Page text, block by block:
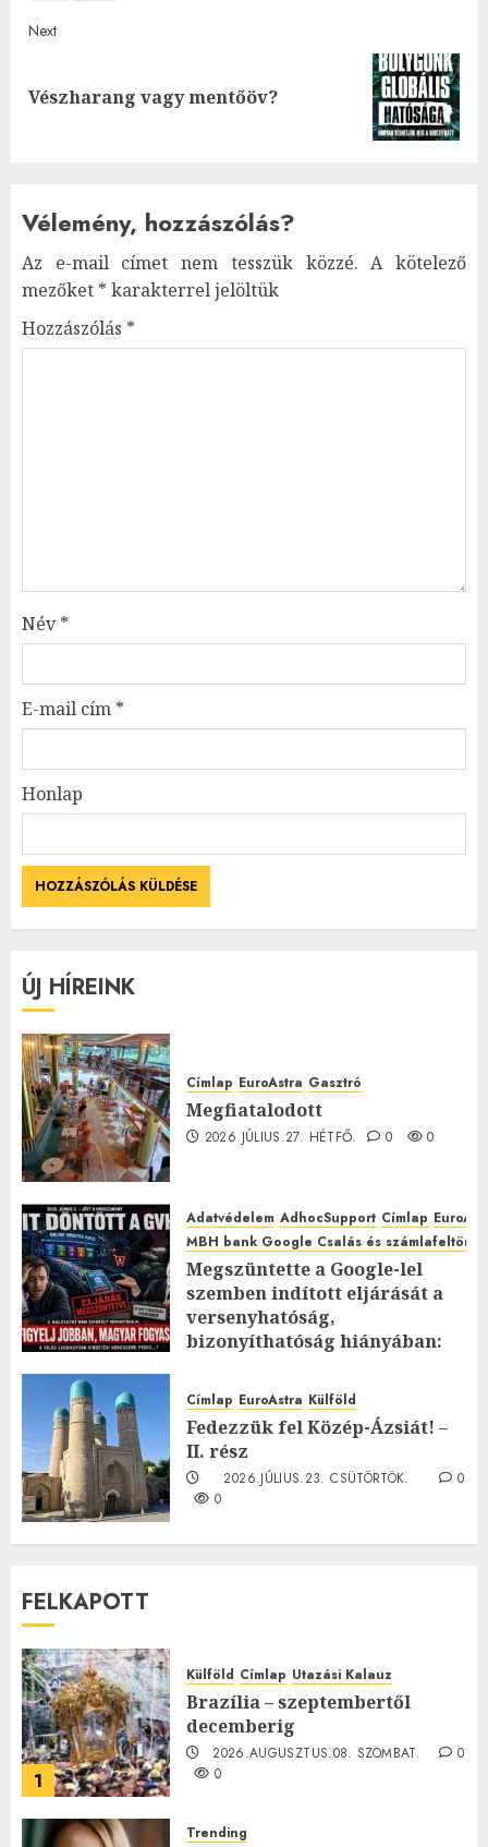
Next
Next
Vészharang vagy mentőöv?
Vélemény, hozzászólás?
Az e-mail címet nem tesszük közzé. A kötelező
mezőket * karakterrel jelöltük
Hozzászólás *
Név*
E-mail cím *
Honlap
ÚJ HÍREINK
Címlap EuroAstra Gasztró
Megfiatalodott
2026.JÚLIUS.27. HÉTFŐ. 0 0
Adatvédelem AdhocSupport Címlap
MBH bank Google Csalás és
Megszüntette a Google-lel
szemben indított eljárását a
versenyhatóság,
bizonyíthatóság hiányában:
2026.JÚLIUS.23. CSÜTÖRTÖK.
0
Címlap EuroAstra Külföld
Fedezzük fel Közép-Ázsiát! –
II. rész
2026.JÚLIUS.23. CSÜTÖRTÖK.
0
0
FELKAPOTT
1
Külföld Címlap Utazási Kalauz
Brazília – szeptembertől
decemberig
2026.AUGUSZTUS.08. SZOMBAT.
0
0
Trending